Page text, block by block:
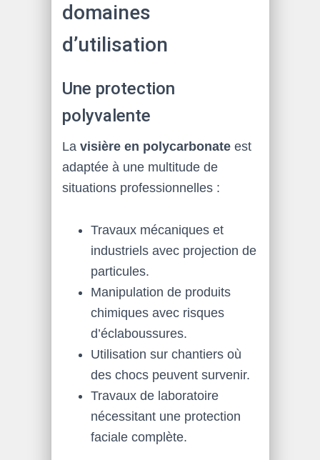
domaines
d’utilisation
Une protection
polyvalente
La visière en polycarbonateest
adaptée à une multitude de
situations professionnelles :
Travaux mécaniques et
industriels avec projection de
particules.
Manipulation de produits
chimiques avec risques
d’éclaboussures.
Utilisation sur chantiers où
des chocs peuvent survenir.
Travaux de laboratoire
nécessitant une protection
faciale complète.